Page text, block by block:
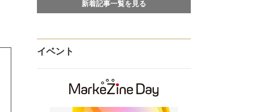
新着記事一覧を見る
イベント